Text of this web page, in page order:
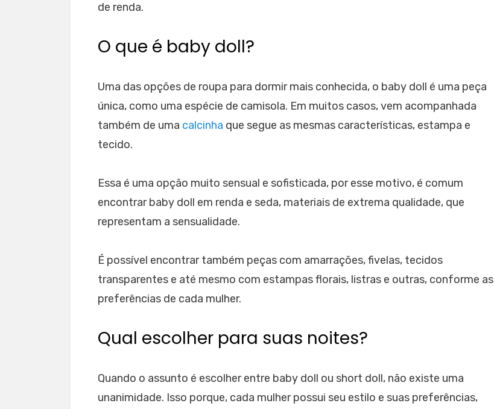
de renda.
O que é baby doll?
Uma das opções de roupa para dormir mais conhecida, o baby doll é uma peça
única, como uma espécie de camisola. Em muitos casos, vem acompanhada
também de uma calcinha que segue as mesmas características, estampa e
tecido.
Essa é uma opção muito sensual e sofisticada, por esse motivo, é comum
encontrar baby doll em renda e seda, materiais de extrema qualidade, que
representam a sensualidade.
É possível encontrar também peças com amarrações, fivelas, tecidos
transparentes e até mesmo com estampas florais, listras e outras, conforme as
preferências de cada mulher.
Qual escolher para suas noites?
Quando o assunto é escolher entre baby doll ou short doll, não existe uma
unanimidade. Isso porque, cada mulher possui seu estilo e suas preferências,